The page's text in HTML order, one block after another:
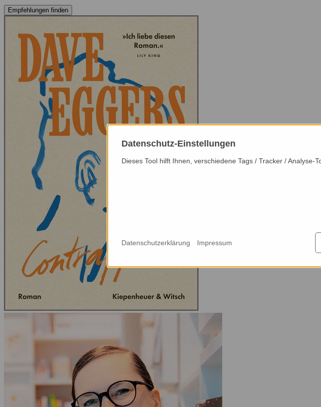
Empfehlungen finden
Datenschutz-Einstellungen
Dieses Tool hilft Ihnen, verschiedene Tags / Tracker / Analyse-
Datenschutzerklärung Impressum